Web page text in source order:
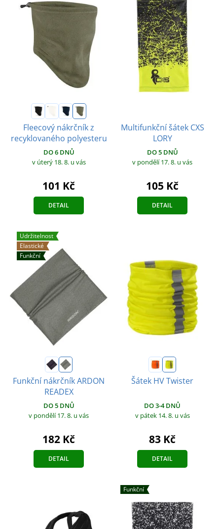
Fleecový nákrčník z
recyklovaného polyesteru
DO 6 DNŮ
v úterý 18. 8. u vás
101 Kč
DETAIL
Multifunkční šátek CXS
LORY
DO 5 DNŮ
v pondělí 17. 8. u vás
105 Kč
DETAIL
Udržitelnost
Elastické
Funkční
Funkční nákrčník ARDON
READEX
DO 5 DNŮ
v pondělí 17. 8. u vás
182 Kč
DETAIL
Šátek HV Twister
DO 3-4 DNŮ
v pátek 14. 8. u vás
83 Kč
DETAIL
Funkční